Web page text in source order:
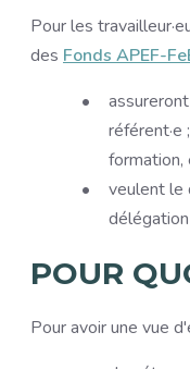
Pour les
des Fonds APEF-
formation,
veulent le
POUR
Pour avoir une vue